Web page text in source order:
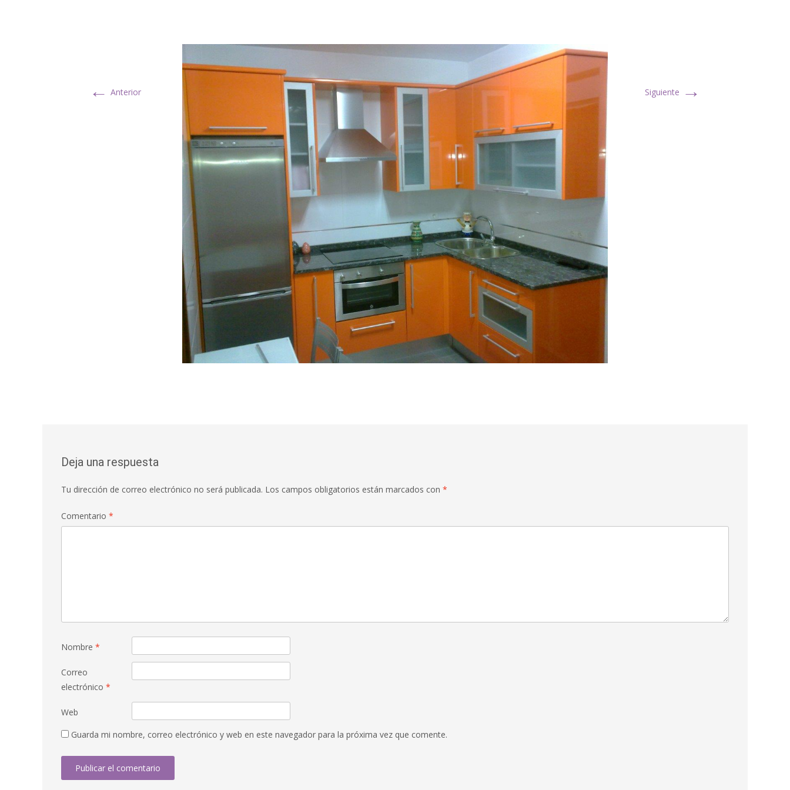
← Anterior Siguiente →
Deja una respuesta
Tu dirección de correo electrónico no será publicada. Los campos obligatorios están marcados con *
Comentario *
Nombre *
Correo
electrónico *
Web
Guarda mi nombre, correo electrónico y web en este navegador para la próxima vez que comente.